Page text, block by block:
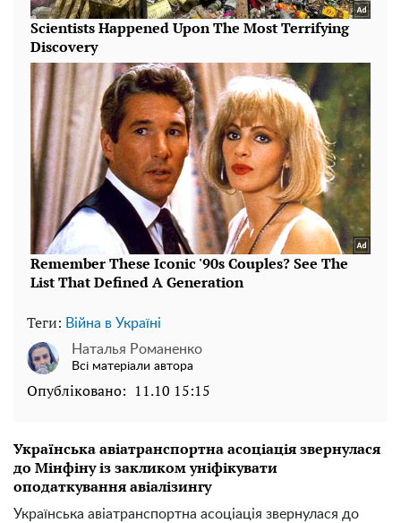
Теги: Війна в Україні
Наталья Романенко
Всі матеріали автора
Опубліковано: 11.10 15:15
Українська авіатранспортна асоціація звернулася
до Мінфіну із закликом уніфікувати
оподаткування авіалізингу
Українська авіатранспортна асоціація звернулася до